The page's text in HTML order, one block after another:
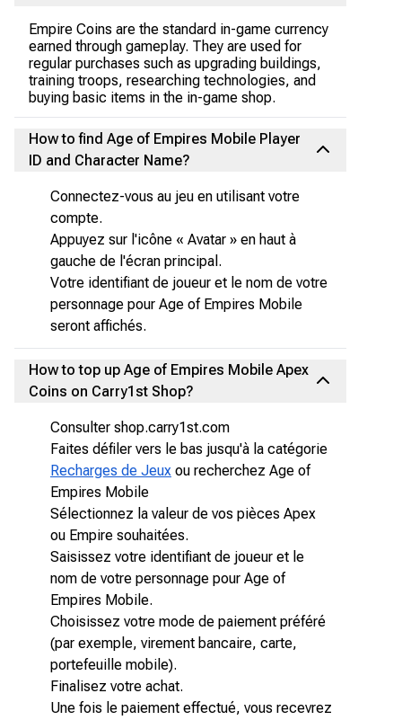
Empire Coins are the standard in-game currency
earned through gameplay. They are used for
regular purchases such as upgrading buildings,
training troops, researching technologies, and
buying basic items in the in-game shop.
How to find Age of Empires Mobile Player
ID and Character Name?
Connectez-vous au jeu en utilisant votre
compte.
Appuyez sur l'icône « Avatar » en haut à
gauche de l'écran principal.
Votre identifiant de joueur et le nom de votre
personnage pour Age of Empires Mobile
seront affichés.
How to top up Age of Empires Mobile Apex
Coins on Carry1st Shop?
Consulter shop.carry1st.com
Faites défiler vers le bas jusqu'à la catégorie
Recharges de Jeux ou recherchez Age of
Empires Mobile
Sélectionnez la valeur de vos pièces Apex
ou Empire souhaitées.
Saisissez votre identifiant de joueur et le
nom de votre personnage pour Age of
Empires Mobile.
Choisissez votre mode de paiement préféré
(par exemple, virement bancaire, carte,
portefeuille mobile).
Finalisez votre achat.
Une fois le paiement effectué, vous recevrez